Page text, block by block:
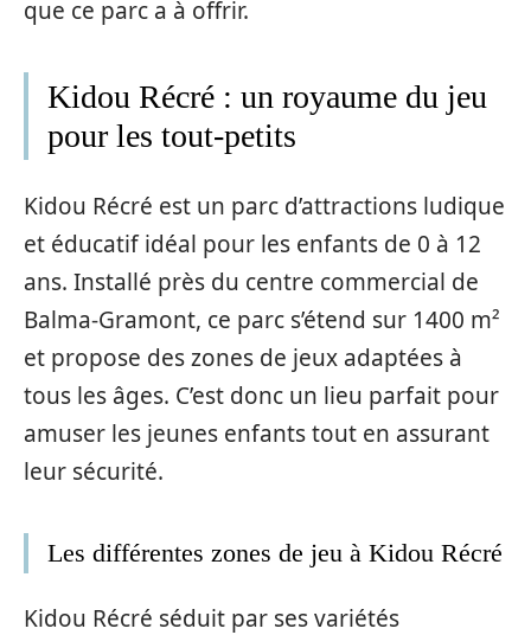
que ce parc a à offrir.
Kidou Récré : un royaume du jeu
pour les tout-petits
Kidou Récré est un parc d’attractions ludique
et éducatif idéal pour les enfants de 0 à 12
ans. Installé près du centre commercial de
Balma-Gramont, ce parc s’étend sur 1400 m²
et propose des zones de jeux adaptées à
tous les âges. C’est donc un lieu parfait pour
amuser les jeunes enfants tout en assurant
leur sécurité.
Les différentes zones de jeu à Kidou Récré
Kidou Récré séduit par ses variétés